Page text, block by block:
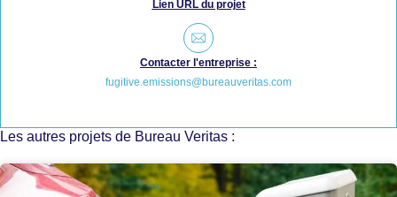
Lien URL du projet
Contacter l'entreprise :
fugitive.emissions@bureauveritas.com
Les autres projets de Bureau Veritas :